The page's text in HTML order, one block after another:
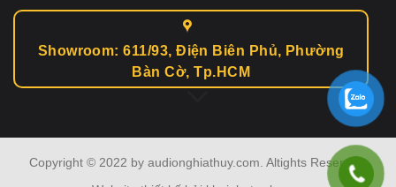
Showroom: 611/93, Điện Biên Phủ, Phường
Bàn Cờ, Tp.HCM
Copyright © 2022 by audionghiathuy.com. Altights Reserved.